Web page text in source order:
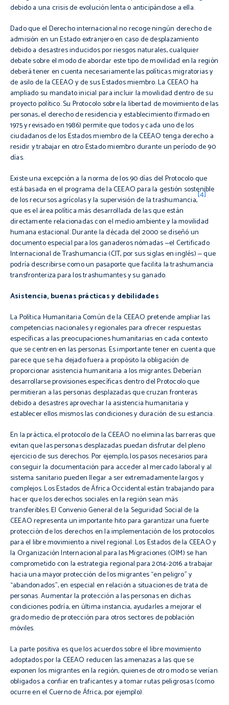
debido a una crisis de evolución lenta o anticipándose a ella.
Dado que el Derecho internacional no recoge ningún derecho de
admisión en un Estado extranjero en caso de desplazamiento
debido a desastres inducidos por riesgos naturales, cualquier
debate sobre el modo de abordar este tipo de movilidad en la región
deberá tener en cuenta necesariamente las políticas migratorias y
de asilo de laCEEAOy de sus Estados miembro. La CEEAO ha
ampliado su mandato inicial para incluir la movilidad dentro de su
proyecto político. Su Protocolo sobre la libertad de movimiento de las
personas, el derecho de residencia y establecimiento (firmado en
1975 y revisado en 1986) permite que todos y cada uno de los
ciudadanos de los Estados miembro de laCEEAOtenga derecho a
residir y trabajar en otro Estado miembro durante un período de 90
días.
Existe una excepción a la norma de los 90 días del Protocolo que
está basada en el programa de laCEEAOpara la gestión sostenible
de los recursos agrícolas y la supervisión de latrashumancia,[4]
que es el área política más desarrollada de las que están
directamente relacionadas con el medio ambiente y la movilidad
humana estacional. Durante la década del 2000 se diseñó un
documento especial para los ganaderos nómadas‒el Certificado
Internacional deTrashumancia(CIT, por sus siglas en inglés)‒que
podría describirse como un pasaporte que facilita latrashumancia
transfronterizapara los trashumantes y su ganado.
Asistencia, buenas prácticas y debilidades
La Política Humanitaria Común de la CEEAO pretende ampliar las
competencias nacionales y regionales para ofrecer respuestas
específicas a las preocupaciones humanitarias en cada contexto
que se centren en las personas. Es importante tener en cuenta que
parece que se ha dejado fuera a propósito la obligación de
proporcionar asistencia humanitaria a los migrantes. Deberían
desarrollarse provisiones específicas dentro del Protocolo que
permitieran a las personas desplazadas que cruzan fronteras
debido a desastres aprovechar la asistencia humanitaria y
establecer ellos mismos las condiciones y duración de su estancia.
En la práctica, el protocolo de laCEEAO no elimina las barreras que
evitan que las personas desplazadas puedan disfrutar del pleno
ejercicio de sus derechos. Por ejemplo, los pasos necesarios para
conseguir la documentación para acceder al mercado laboral y al
sistema sanitario pueden llegar a ser extremadamente largos y
complejos. Los Estados de África Occidental están trabajando para
hacer que los derechos sociales en la región sean más
transferibles. El Convenio General de la Seguridad Social de la
CEEAOrepresenta un importante hito para garantizar una fuerte
protección de los derechos en la implementación de los protocolos
para el libre movimiento a nivel regional. Los Estados de la CEEAOy
la Organización Internacional para las Migraciones (OIM) se han
comprometido con la estrategia regional para 2014-2016 a trabajar
hacia una mayor protección de los migrantes “en peligro” y
“abandonados”, en especial en relación a situaciones de trata de
personas. Aumentar la protección a las personas en dichas
condiciones podría, en última instancia, ayudarles a mejorar el
grado medio de protección para otros sectores de población
móviles.
La parte positiva es que los acuerdos sobre el libre movimiento
adoptados por la CEEAO reducen las amenazas a las que se
exponen los migrantes en la región, quienes de otro modo se verían
obligados a confiar en traficantes y a tomar rutas peligrosas (como
ocurre en el Cuerno de África, por ejemplo).